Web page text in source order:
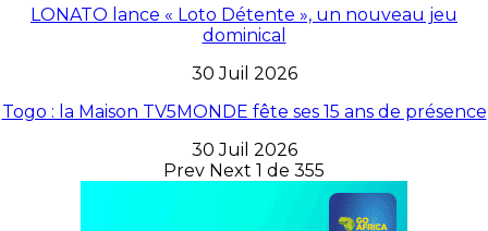
LONATO lance « Loto Détente », un nouveau jeu
dominical
30 Juil 2026
Togo : la Maison TV5MONDE fête ses 15 ans de présence
30 Juil 2026
Prev Next 1 de 355